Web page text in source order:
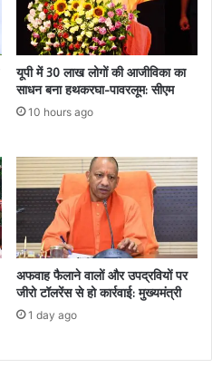
यूपी में 30 लाख लोगों की आजीविका का
साधन बना हथकरघा-पावरलूम: सीएम
10 hours ago
अफवाह फैलाने वालों और उपद्रवियों पर
जीरो टॉलरेंस से हो कार्रवाई: मुख्यमंत्री
1 day ago